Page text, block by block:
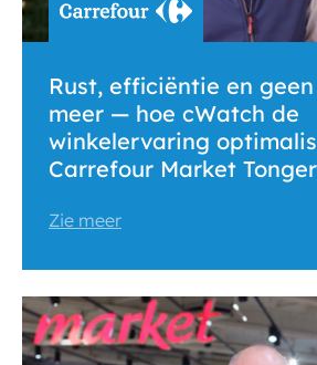
Rust, efficiëntie en
meer — hoe cWatch de
winkelervaring
Carrefour Market
Zie meer